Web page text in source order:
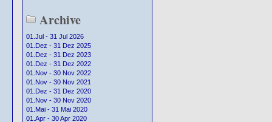
Archive
01.Jul - 31 Jul 2026
01.Dez - 31 Dez 2025
01.Dez - 31 Dez 2023
01.Dez - 31 Dez 2022
01.Nov - 30 Nov 2022
01.Nov - 30 Nov 2021
01.Dez - 31 Dez 2020
01.Nov - 30 Nov 2020
01.Mai - 31 Mai 2020
01.Apr - 30 Apr 2020